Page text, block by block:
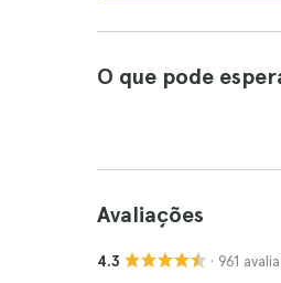
O que pode
Avaliações
4.3 · 961